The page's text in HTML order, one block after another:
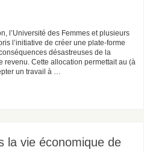
l’Université des Femmes et plusieurs
l’initiative de créer une plate-forme
désastreuses de la
revenu. Cette allocation permettait au (à
un travail à …
la vie économique de